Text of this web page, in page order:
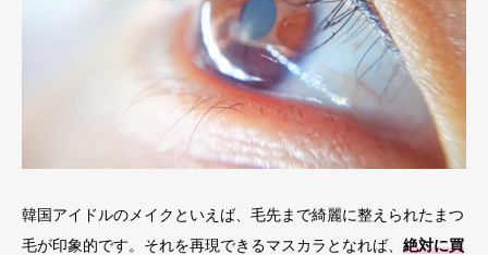
韓国アイドルのメイクといえば、毛先まで綺麗に整えられたまつ
毛が印象的です。それを再現できるマスカラとなれば、 絶対に買